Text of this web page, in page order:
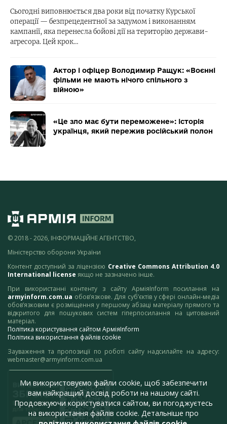
Сьогодні виповнюється два роки від початку Курської
операції — безпрецедентної за задумом і виконанням
кампанії, яка перенесла бойові дії на територію держави-
агресора. Цей крок…
Актор і офіцер Володимир Ращук: «Воєнні
фільми не мають нічого спільного з
війною»
«Це зло має бути переможене»: історія
українця, який пережив російський полон
© 2018 - 2026, ІНФОРМАЦІЙНЕ АГЕНТСТВО,
Міністерство оборони України
Контент доступний за ліцензією Creative Commons Attribution 4.0
International license якщо не зазначено інше.
При використанні контенту з сайту АрміяInform посилання на
armyinform.com.ua обов’язкове. Для суб’єктів у сфері онлайн-медіа
обов’язковим є розміщення у першому абзаці матеріалу прямого та
відкритого для пошукових систем гіперпосилання на цитований
матеріал.
Політика користування сайтом АрміяInform
Політика використання файлів cookie
Зауваження та пропозиції по роботі сайту надсилайте на адресу:
webmaster@armyinform.com.ua
Ми використовуємо файли cookie, щоб забезпечити
вам найкращий досвід роботи на нашому сайті.
Продовжуючи користуватися сайтом, ви погоджуєтесь
на використання файлів cookie. Детальніше про